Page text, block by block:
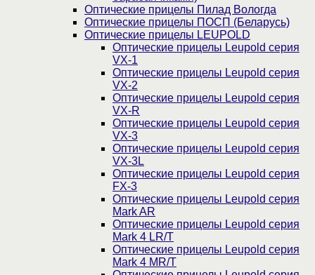
Оптические прицелы Пилад Вологда
Оптические прицелы ПОСП (Беларусь)
Оптические прицелы LEUPOLD
Оптические прицелы Leupold серия
VX-1
Оптические прицелы Leupold серия
VX-2
Оптические прицелы Leupold серия
VX-R
Оптические прицелы Leupold серия
VX-3
Оптические прицелы Leupold серия
VX-3L
Оптические прицелы Leupold серия
FX-3
Оптические прицелы Leupold серия
Mark AR
Оптические прицелы Leupold серия
Mark 4 LR/T
Оптические прицелы Leupold серия
Mark 4 MR/T